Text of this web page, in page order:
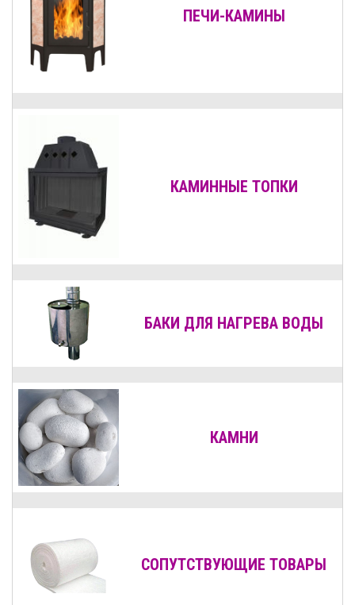
ПЕЧИ-КАМИНЫ
КАМИННЫЕ ТОПКИ
БАКИ ДЛЯ НАГРЕВА ВОДЫ
КАМНИ
СОПУТСТВУЮЩИЕ ТОВАРЫ